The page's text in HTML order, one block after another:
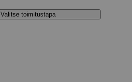
Valitse toimitustapa